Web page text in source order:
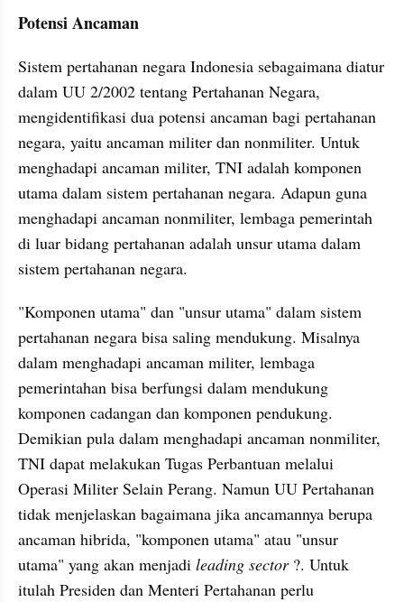
Potensi Ancaman
Sistem pertahanan negara Indonesia sebagaimana diatur
dalam UU 2/2002 tentang Pertahanan Negara,
mengidentifikasi dua potensi ancaman bagi pertahanan
negara, yaitu ancaman militer dan nonmiliter. Untuk
menghadapi ancaman militer, TNI adalah komponen
utama dalam sistem pertahanan negara. Adapun guna
menghadapi ancaman nonmiliter, lembaga pemerintah
di luar bidang pertahanan adalah unsur utama dalam
sistem pertahanan negara.
"Komponen utama" dan "unsur utama" dalam sistem
pertahanan negara bisa saling mendukung. Misalnya
dalam menghadapi ancaman militer, lembaga
pemerintahan bisa berfungsi dalam mendukung
komponen cadangan dan komponen pendukung.
Demikian pula dalam menghadapi ancaman nonmiliter,
TNI dapat melakukan Tugas Perbantuan melalui
Operasi Militer Selain Perang. Namun UU Pertahanan
tidak menjelaskan bagaimana jika ancamannya berupa
ancaman hibrida, "komponen utama" atau "unsur
utama" yang akan menjadi leading sector ?. Untuk
itulah Presiden dan Menteri Pertahanan perlu